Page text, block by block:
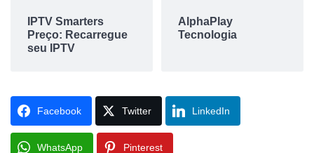
IPTV Smarters
Preço: Recarregue
seu IPTV
AlphaPlay
Tecnologia
Facebook Twitter LinkedIn
WhatsApp Pinterest